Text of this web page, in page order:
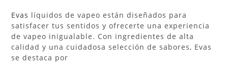
Evas líquidos de vapeo están diseñados para
satisfacer tus sentidos y ofrecerte una experiencia
de vapeo inigualable. Con ingredientes de alta
calidad y una cuidadosa selección de sabores, Evas
se destaca por